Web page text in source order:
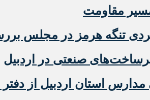
مسیر مقاومت
تنگه هرمز در مجلس
صنعتی در اردبیل
استان اردبیل از